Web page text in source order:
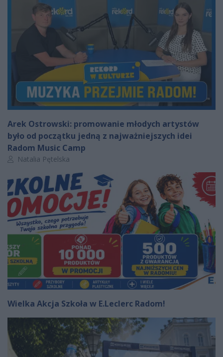
Arek Ostrowski: promowanie młodych artystów
było od początku jedną z najważniejszych idei
Radom Music Camp
Autor artykułu:
Natalia Pętelska
Wielka Akcja Szkoła w E.Leclerc Radom!